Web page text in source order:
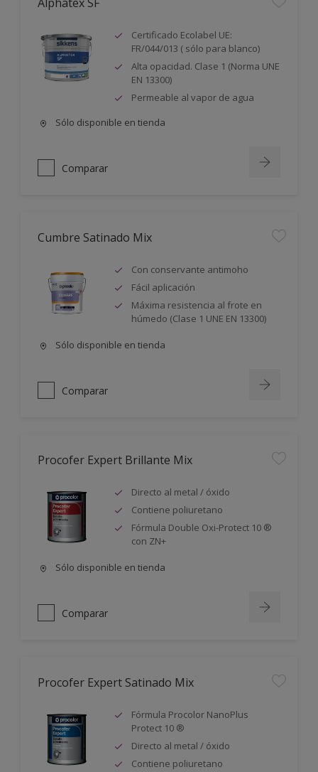
Certificado Ecolabel UE:
FR/044/013 ( sólo para blanco)
Alta opacidad. Clase 1 (Norma UNE
EN 13300)
Permeable al vapor de agua
Sólo disponible en tienda
Comparar
Cumbre Satinado Mix
Con conservante antimoho
Fácil aplicación
Máxima resistencia al frote en
húmedo (Clase 1 UNE EN 13300)
Sólo disponible en tienda
Comparar
Procofer Expert Brillante Mix
Directo al metal / óxido
Contiene poliuretano
Fórmula Double Oxi-Protect 10 ®
con ZN+
Sólo disponible en tienda
Comparar
Procofer Expert Satinado Mix
Fórmula Procolor NanoPlus
Protect 10 ®
Directo al metal / óxido
Contiene poliuretano